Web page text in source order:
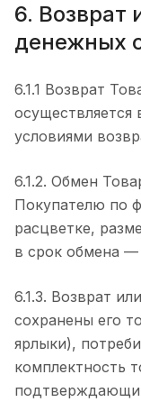
6. Возврат
денежных
6.1.1 Возврат
условиями
6.1.2. Обмен
Покупателю по
расцветке,
в срок обмена —
6.1.3. Возврат
сохранены его
ярлыки),
комплектность